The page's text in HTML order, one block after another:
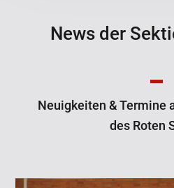
News der
Neuigkeiten & Termine
des Roten